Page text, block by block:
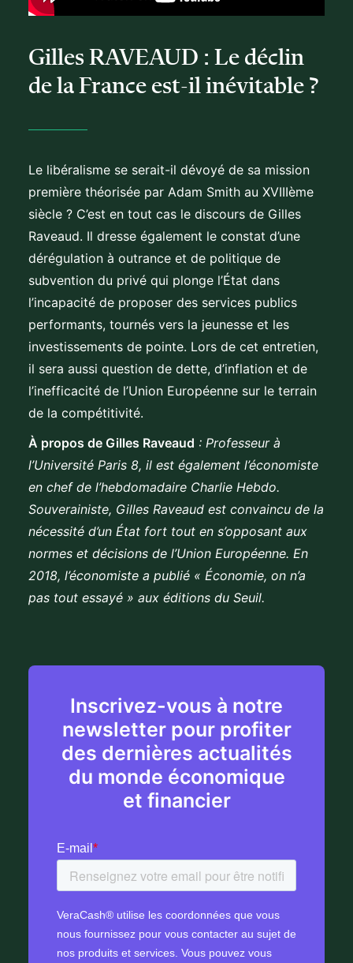
Gilles RAVEAUD : Le déclin
de la France est-il inévitable ?
Le libéralisme se serait-il dévoyé de sa mission
première théorisée par Adam Smith au XVIIIème
siècle ? C’est en tout cas le discours de Gilles
Raveaud. Il dresse également le constat d’une
dérégulation à outrance et de politique de
subvention du privé qui plonge l’État dans
l’incapacité de proposer des services publics
performants, tournés vers la jeunesse et les
investissements de pointe. Lors de cet entretien,
il sera aussi question de dette, d’inflation et de
l’inefficacité de l’Union Européenne sur le terrain
de la compétitivité.
À propos de Gilles Raveaud : Professeur à
l’Université Paris 8, il est également l’économiste
en chef de l’hebdomadaire Charlie Hebdo.
Souverainiste, Gilles Raveaud est convaincu de la
nécessité d’un État fort tout en s’opposant aux
normes et décisions de l’Union Européenne. En
2018, l’économiste a publié « Économie, on n’a
pas tout essayé » aux éditions du Seuil.
Inscrivez-vous à notre
newsletter pour profiter
des dernières actualités
du monde économique
et financier